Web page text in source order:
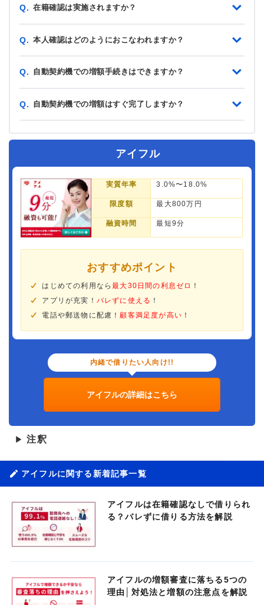
Q. 在籍確認は実施されますか？
Q. 本人確認はどのようにおこなわれますか？
Q. 自動契約機での増額手続きはできますか？
Q. 自動契約機での増額はすぐ完了しますか？
アイフル
実質年率 3.0%〜18.0%
限度額 最大800万円
融資時間 最短9分
おすすめポイント
はじめての利用なら最大30日間の利息ゼロ ！
アプリが充実！ バレずに使える ！
電話や郵送物に配慮！ 顧客満足度が高い ！
内緒で借りたい人向け!!
アイフルの詳細はこちら
▶ 注釈
アイフルに関する新着記事一覧
アイフルは在籍確認なしで借りられ
る？バレずに借りる方法を解説
アイフルの増額審査に落ちる5つの
理由│対処法と増額の注意点を解説